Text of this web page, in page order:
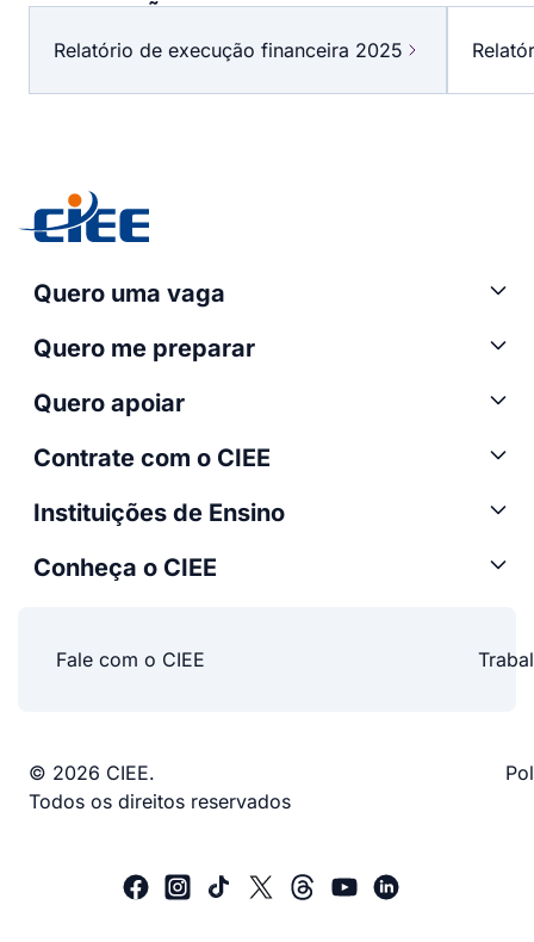
PRESTAÇÃO
DE
CONTAS
Relatório de execução financeira 2025
Quero uma vaga
Quero me preparar
Quero apoiar
Contrate com o CIEE
Instituições de Ensino
Conheça o CIEE
Fale com o CIEE
© 2026 CIEE.
Todos os direitos reservados